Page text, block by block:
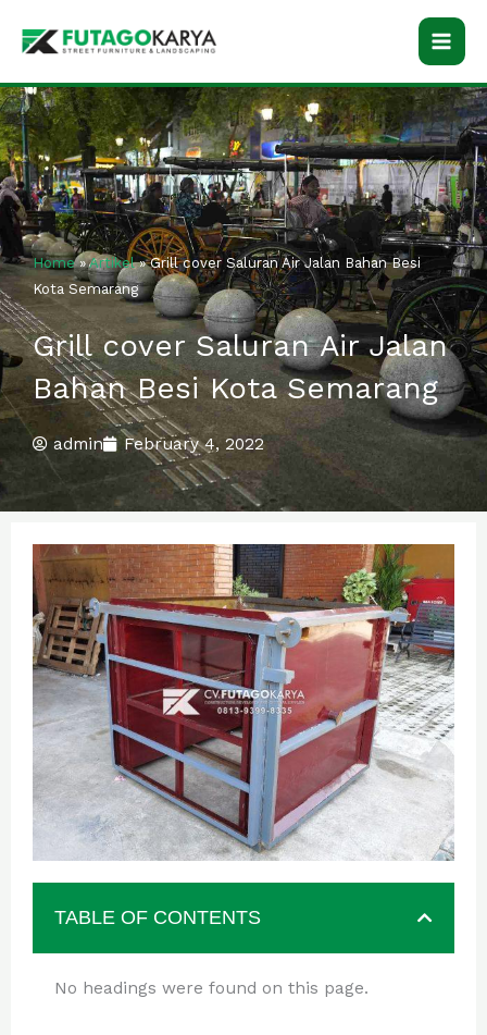
Home»Artikel»Grill cover Saluran Air Jalan Bahan Besi
Kota Semarang
Grill cover Saluran Air Jalan
Bahan Besi Kota Semarang
admin February 4, 2022
TABLE OF CONTENTS
No headings were found on this page.